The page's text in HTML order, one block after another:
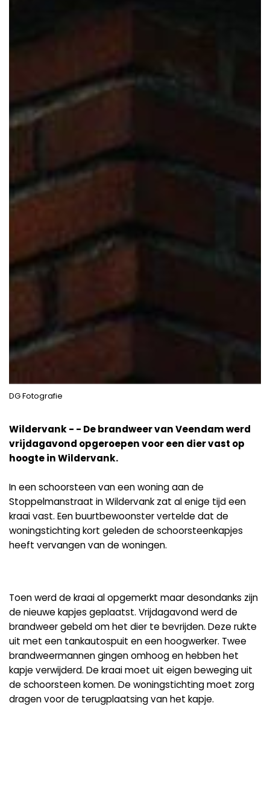
DG Fotografie
Wildervank - - De brandweer van Veendam werd
vrijdagavond opgeroepen voor een dier vast op
hoogte in Wildervank.
In een schoorsteen van een woning aan de
Stoppelmanstraat in Wildervank zat al enige tijd een
kraai vast. Een buurtbewoonster vertelde dat de
woningstichting kort geleden de schoorsteenkapjes
heeft vervangen van de woningen.
Toen werd de kraai al opgemerkt maar desondanks zijn
de nieuwe kapjes geplaatst. Vrijdagavond werd de
brandweer gebeld om het dier te bevrijden. Deze rukte
uit met een tankautospuit en een hoogwerker. Twee
brandweermannen gingen omhoog en hebben het
kapje verwijderd. De kraai moet uit eigen beweging uit
de schoorsteen komen. De woningstichting moet zorg
dragen voor de terugplaatsing van het kapje.